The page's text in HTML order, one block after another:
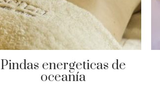
Pindas energeticas de
oceanía